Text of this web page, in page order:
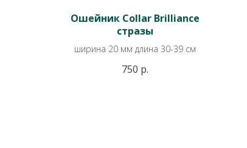
Ошейник Collar Brilliance
стразы
ширина 20 мм длина 30-39 см
750 р.